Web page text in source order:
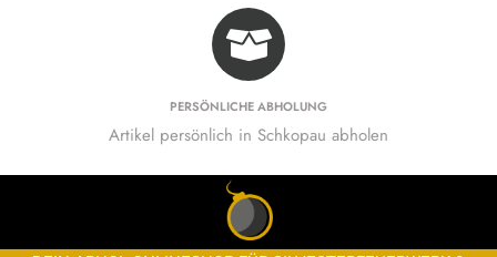
PERSÖNLICHE ABHOLUNG
Artikel persönlich in Schkopau abholen